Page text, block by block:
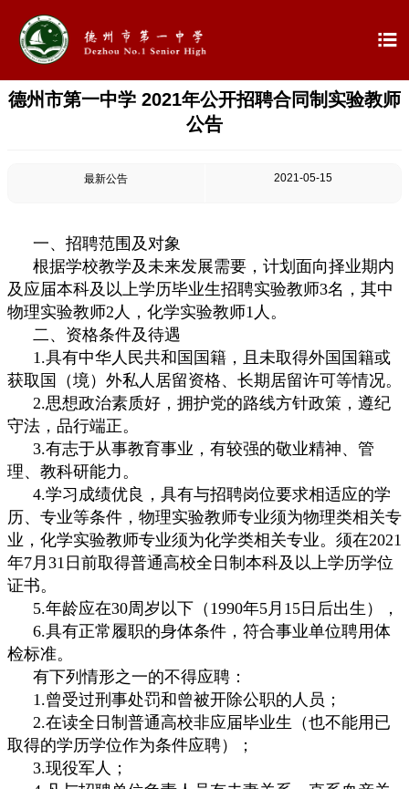

德州市第一中学 2021年公开招聘合同制实验教师
公告
最新公告 2021-05-15
一、招聘范围及对象
根据学校教学及未来发展需要，计划面向择业期内
及应届本科及以上学历毕业生招聘实验教师3名，其中
物理实验教师2人，化学实验教师1人。
二、资格条件及待遇
1.具有中华人民共和国国籍，且未取得外国国籍或
获取国（境）外私人居留资格、长期居留许可等情况。
2.思想政治素质好，拥护党的路线方针政策，遵纪
守法，品行端正。
3.有志于从事教育事业，有较强的敬业精神、管
理、教科研能力。
4.学习成绩优良，具有与招聘岗位要求相适应的学
历、专业等条件，物理实验教师专业须为物理类相关专
业，化学实验教师专业须为化学类相关专业。须在2021
年7月31日前取得普通高校全日制本科及以上学历学位
证书。
5.年龄应在30周岁以下（1990年5月15日后出生），
6.具有正常履职的身体条件，符合事业单位聘用体
检标准。
有下列情形之一的不得应聘：
1.曾受过刑事处罚和曾被开除公职的人员；
2.在读全日制普通高校非应届毕业生（也不能用已
取得的学历学位作为条件应聘）；
3.现役军人；
 首页
 教学教研
 最新公告
校园新闻
 科学技术实验校